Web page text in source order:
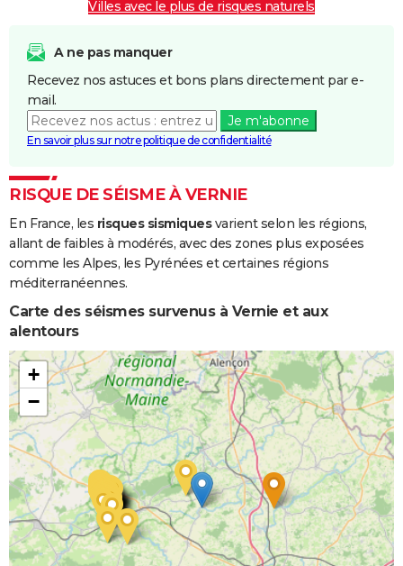
Villes avec le plus de risques naturels
A ne pas manquer
Recevez nos astuces et bons plans directement par e-
mail.
Je m'abonne
En savoir plus sur notre politique de confidentialité
RISQUE DE SÉISME À VERNIE
En France, les risques sismiquesvarient selon les régions,
allant de faibles à modérés, avec des zones plus exposées
comme les Alpes, les Pyrénées et certaines régions
méditerranéennes.
Carte des séismes survenus à Vernie et aux
alentours
+
−